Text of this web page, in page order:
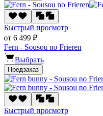
Быстрый просмотр
от 6 499 ₽
Fern - Sousou no Frieren
Выбрать
Предзаказ
Быстрый просмотр